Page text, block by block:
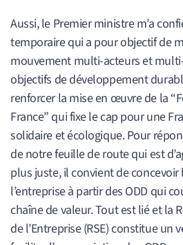
Aussi, le Premier ministre m’a
temporaire qui a pour objectif de
mouvement multi-acteurs et
objectifs de développement
renforcer la mise en œuvre de la
France” qui fixe le cap pour une
solidaire et écologique. Pour
de notre feuille de route qui est
plus juste, il convient de concevoir
l’entreprise à partir des ODD qui
chaîne de valeur. Tout est lié et la
de l’Entreprise (RSE) constitue un